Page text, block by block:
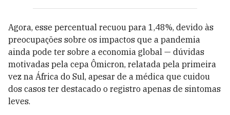
Agora, esse percentual recuou para 1,48%, devido às
preocupações sobre os impactos que a pandemia
ainda pode ter sobre a economia global — dúvidas
motivadas pela cepa Ômicron, relatada pela primeira
vez na África do Sul, apesar de a médica que cuidou
dos casos ter destacado o registro apenas de sintomas
leves.